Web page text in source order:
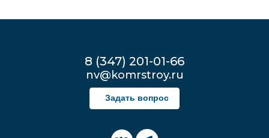
8 (347) 201-01-66
nv@komrstroy.ru
Задать вопрос